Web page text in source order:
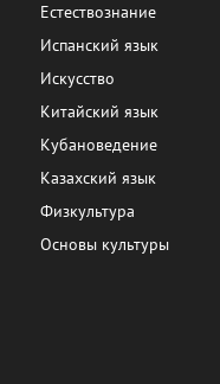
Естествознание
Испанский язык
Искусство
Китайский язык
Кубановедение
Казахский язык
Физкультура
Основы культуры